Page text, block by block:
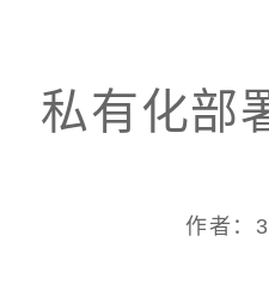
私有化部
作者